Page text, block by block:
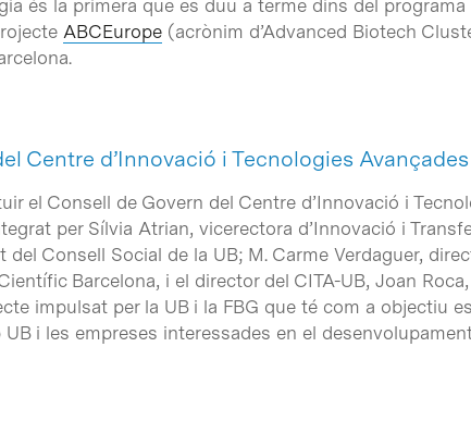
és la primera que es duu a terme dins del programa
ABCEurope (acrònim d’Advanced Biotech
Centre d’Innovació i Tecnologies
el Consell de Govern del Centre d’Innovació i
per Sílvia Atrian, vicerectora d’Innovació i
Consell Social de la UB; M. Carme Verdaguer,
Barcelona, i el director del CITA-UB, Joan
impulsat per la UB i la FBG que té com a objectiu
i les empreses interessades en el